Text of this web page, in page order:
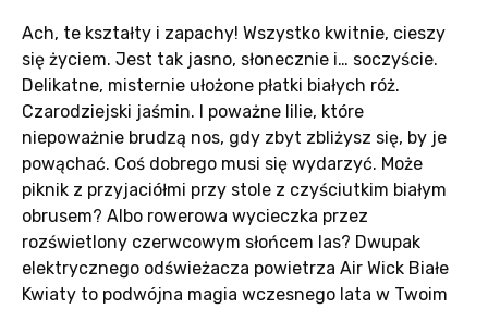
Ach, te kształty i zapachy! Wszystko kwitnie, cieszy
się życiem. Jest tak jasno, słonecznie i… soczyście.
Delikatne, misternie ułożone płatki białych róż.
Czarodziejski jaśmin. I poważne lilie, które
niepoważnie brudzą nos, gdy zbyt zbliżysz się, by je
powąchać. Coś dobrego musi się wydarzyć. Może
piknik z przyjaciółmi przy stole z czyściutkim białym
obrusem? Albo rowerowa wycieczka przez
rozświetlony czerwcowym słońcem las? Dwupak
elektrycznego odświeżacza powietrza Air Wick Białe
Kwiaty to podwójna magia wczesnego lata w Twoim